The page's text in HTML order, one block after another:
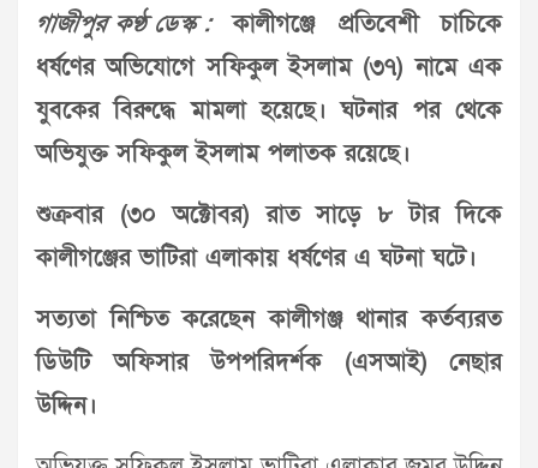
গাজীপুর কণ্ঠ ডেস্ক :কালীগঞ্জে প্রতিবেশী চাচিকে
ধর্ষণের অভিযোগে সফিকুল ইসলাম (৩৭) নামে এক
যুবকের বিরুদ্ধে মামলা হয়েছে। ঘটনার পর থেকে
অভিযুক্ত সফিকুল ইসলাম পলাতক রয়েছে।
শুক্রবার (৩০ অক্টোবর) রাত সাড়ে ৮ টার দিকে
কালীগঞ্জের ভাটিরা এলাকায় ধর্ষণের এ ঘটনা ঘটে।
সত্যতা নিশ্চিত করেছেন কালীগঞ্জ থানার কর্তব্যরত
ডিউটি অফিসার উপপরিদর্শক (এসআই) নেছার
উদ্দিন।